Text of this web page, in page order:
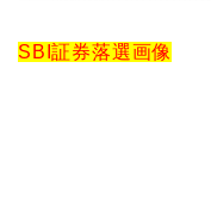
SBI証券落選画像